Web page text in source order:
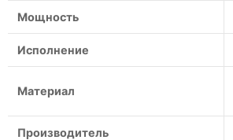
Мощность
Исполнение
Материал
Производитель